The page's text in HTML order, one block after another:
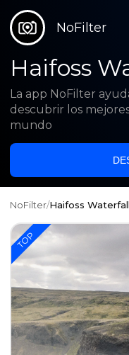
NoFilter
Haifoss
La app NoFilter
descubrir los
mundo
NoFilter/Haifoss Waterfall
TOP